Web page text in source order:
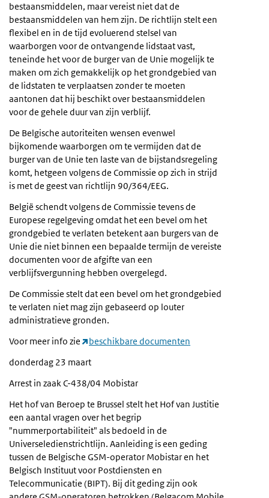
bestaansmiddelen, maar vereist niet dat de
bestaansmiddelen van hem zijn. De richtlijn stelt een
flexibel en in de tijd evoluerend stelsel van
waarborgen voor de ontvangende lidstaat vast,
teneinde het voor de burger van de Unie mogelijk te
maken om zich gemakkelijk op het grondgebied van
de lidstaten te verplaatsen zonder te moeten
aantonen dat hij beschikt over bestaansmiddelen
voor de gehele duur van zijn verblijf.
De Belgische autoriteiten wensen evenwel
bijkomende waarborgen om te vermijden dat de
burger van de Unie ten laste van de bijstandsregeling
komt, hetgeen volgens de Commissie op zich in strijd
is met de geest van richtlijn 90/364/EEG.
België schendt volgens de Commissie tevens de
Europese regelgeving omdat het een bevel om het
grondgebied te verlaten betekent aan burgers van de
Unie die niet binnen een bepaalde termijn de vereiste
documenten voor de afgifte van een
verblijfsvergunning hebben overgelegd.
De Commissie stelt dat een bevel om het grondgebied
te verlaten niet mag zijn gebaseerd op louter
administratieve gronden.
Voor meer info zie
beschikbare documenten
donderdag 23 maart
Arrest in zaak C-438/04 Mobistar
Het hof van Beroep te Brussel stelt het Hof van Justitie
een aantal vragen over het begrip
"nummerportabiliteit" als bedoeld in de
Universeledienstrichtlijn. Aanleiding is een geding
tussen de Belgische GSM-operator Mobistar en het
Belgisch Instituut voor Postdiensten en
Telecommunicatie (BIPT). Bij dit geding zijn ook